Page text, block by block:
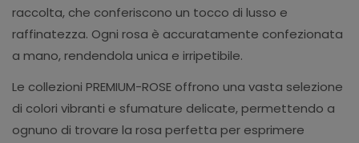
raccolta, che conferiscono un tocco di lusso e
raffinatezza. Ogni rosa è accuratamente confezionata
a mano, rendendola unica e irripetibile.
Le collezioni PREMIUM-ROSE offrono una vasta selezione
di colori vibranti e sfumature delicate, permettendo a
ognuno di trovare la rosa perfetta per esprimere